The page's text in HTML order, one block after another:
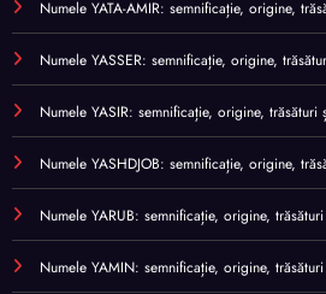
Numele YATA-AMIR: semnificație, origine,
Numele YASSER: semnificație, origine,
Numele YASIR: semnificație, origine, trăsături
Numele YASHDJOB: semnificație, origine,
Numele YARUB: semnificație, origine,
Numele YAMIN: semnificație, origine,